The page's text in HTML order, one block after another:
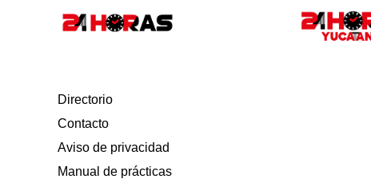
Directorio
Contacto
Aviso de privacidad
Manual de prácticas